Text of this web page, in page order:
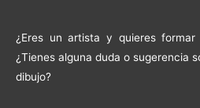
¿Eres un artista y quieres
¿Tienes alguna duda o sugerencia
dibujo?